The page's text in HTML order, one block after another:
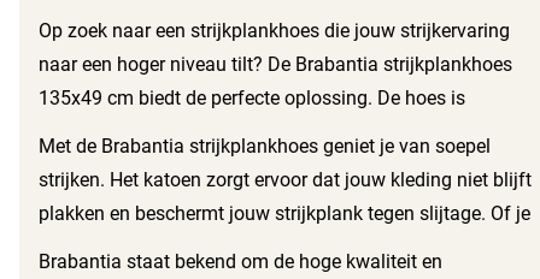
Op zoek naar een strijkplankhoes die jouw strijkervaring
naar een hoger niveau tilt? De Brabantia strijkplankhoes
135x49 cm biedt de perfecte oplossing. De hoes is
Met de Brabantia strijkplankhoes geniet je van soepel
strijken. Het katoen zorgt ervoor dat jouw kleding niet blijft
plakken en beschermt jouw strijkplank tegen slijtage. Of je
Brabantia staat bekend om de hoge kwaliteit en